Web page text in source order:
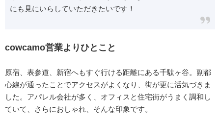
にも見にいらしていただきたいです！
cowcamo営業よりひとこと
原宿、表参道、新宿へもすぐ行ける距離にある千駄ヶ谷。副都
心線が通ったことでアクセスがよくなり、街が更に活気づきま
した。アパレル会社が多く、オフィスと住宅街がうまく調和し
ていて、さらにおしゃれ、そんな印象です。